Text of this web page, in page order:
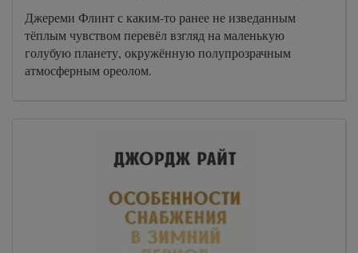
Джереми Флинт с каким-то ранее не изведанным
тёплым чувством перевёл взгляд на маленькую
голубую планету, окружённую полупрозрачным
атмосферным ореолом.